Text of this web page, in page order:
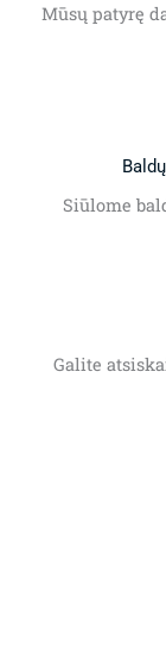
Mūsų patyrę
Siūlome
Galite